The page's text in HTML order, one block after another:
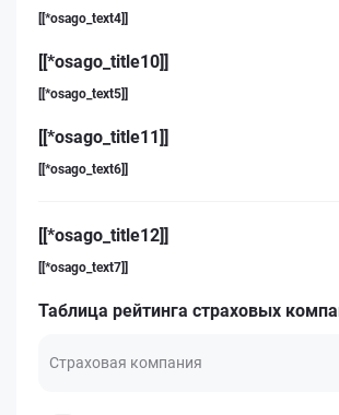
[[*osago_text4]]
[[*osago_title10]]
[[*osago_text5]]
[[*osago_title11]]
[[*osago_text6]]
[[*osago_title12]]
[[*osago_text7]]
Таблица рейтинга страховых
Страховая компания